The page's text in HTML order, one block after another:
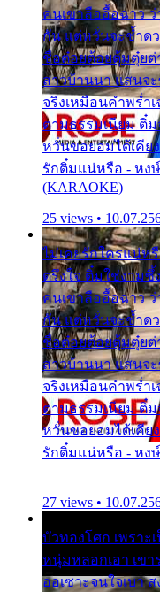
คนเขาลืออื้อฉาว
กัน แต่หวั่นจะช้ำด
ชื่อต๋อยต้อยตุ้มตุ๋ยต่
สาวบ้านนา แสนจ
จริงเหมือนคำพร่ำ
ตามธรรมเนียม ติ๋ม
หวั่นขอยอมได้เคียง
รักติ๋มแน่หรือ - หง
(KARAOKE)
25 views •
ไม่เคยรักใครแน่ห
ตรึงใจ ติ๋มใช่งาม
คนเขาลืออื้อฉาว
กัน แต่หวั่นจะช้ำด
ชื่อต๋อยต้อยตุ้มตุ๋ยต่
สาวบ้านนา แสนจ
จริงเหมือนคำพร่ำ
ตามธรรมเนียม ติ๋ม
หวั่นขอยอมได้เคียง
รักติ๋มแน่หรือ - หง
27 views •
บัวทองโศก เพรา
หนุ่มหลอกเอา เข
ออเซาะจนใจเบา